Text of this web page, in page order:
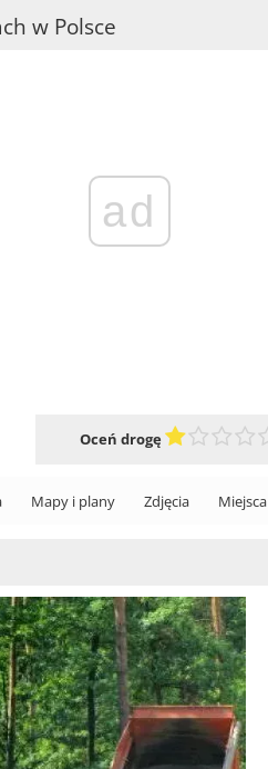
w Polsce
ad
Oceń drogę
Mapy i plany Zdjęcia Miejsca